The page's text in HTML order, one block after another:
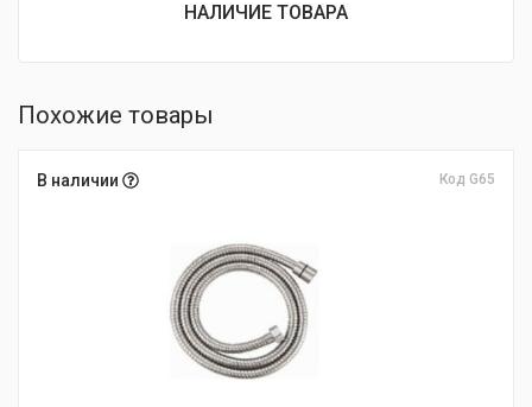
НАЛИЧИЕ ТОВАРА
Похожие товары
В наличии Код G65